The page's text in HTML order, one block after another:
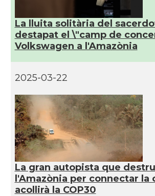
La lluita solitària del
destapat el \"camp de
Volkswagen a l'Amazònia
2025-03-22
La gran autopista que
l'Amazònia per connectar la
acollirà la COP30